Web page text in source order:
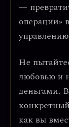
—
операции» в
Не
любовью и
деньгами.
как вы